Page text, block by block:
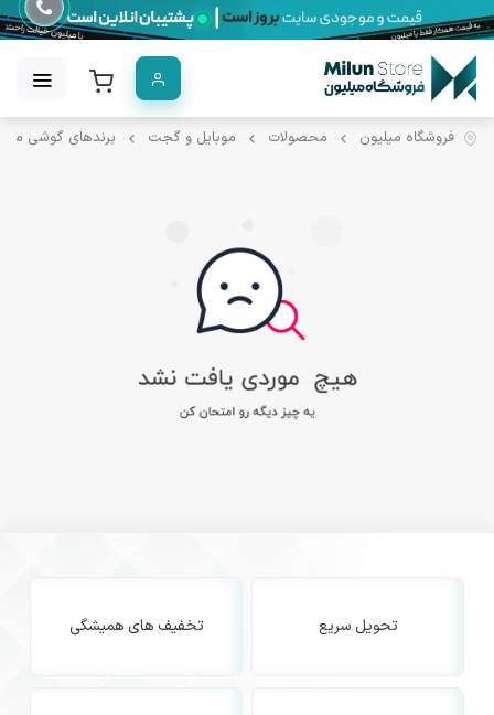
فروشگاه میلیون محصولات موبایل و گجت برندهای گوشی
تحویل سریع تخفیف های همیشگی